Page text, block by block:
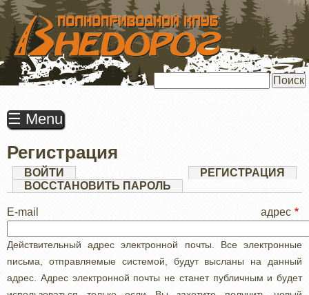
ПЕРЕЙТИ
ОСНОВНОМУ
СОДЕРЖАНИЮ
☰ Menu
Регистрация
Главные
вкладки
ВОЙТИ РЕГИСТРАЦИЯ
ВОССТАНОВИТЬ ПАРОЛЬ
E-mail адрес
Действительный адрес электронной почты. Все электронные
письма, отправляемые системой, будут высланы на данный
адрес. Адрес электронной почты не станет публичным и будет